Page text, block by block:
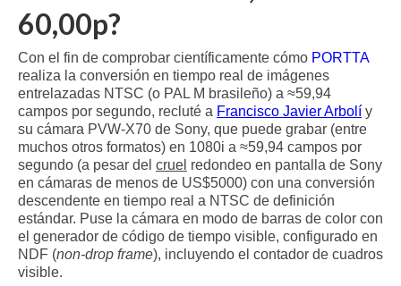
60,00p?
Con el fin de comprobar científicamente cómo PORTTA
realiza la conversión en tiempo real de imágenes
entrelazadas NTSC (o PAL M brasileño) a ≈59,94
campos por segundo, recluté a Francisco Javier Arbolí y
su cámara PVW-X70 de Sony, que puede grabar (entre
muchos otros formatos) en 1080i a ≈59,94 campos por
segundo (a pesar del cruel redondeo en pantalla de Sony
en cámaras de menos de US$5000) con una conversión
descendente en tiempo real a NTSC de definición
estándar. Puse la cámara en modo de barras de color con
el generador de código de tiempo visible, configurado en
NDF (non-drop frame), incluyendo el contador de cuadros
visible.